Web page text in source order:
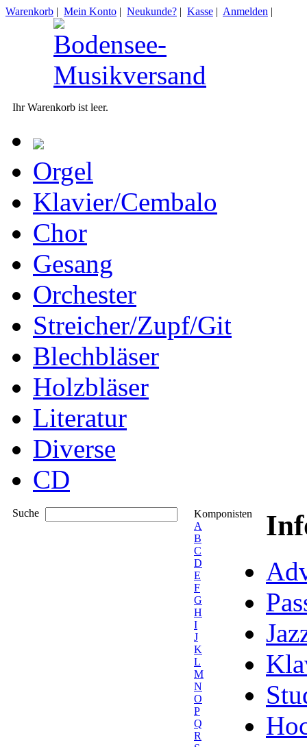
Warenkorb | Mein Konto | Neukunde? | Kasse | Anmelden |
Ihr Warenkorb ist leer.
Orgel
Klavier/Cembalo
Chor
Gesang
Orchester
Streicher/Zupf/Git
Blechbläser
Holzbläser
Literatur
Diverse
CD
Suche
Komponisten
A
B
C
D
E
F
G
H
I
J
K
L
M
N
O
P
Q
R